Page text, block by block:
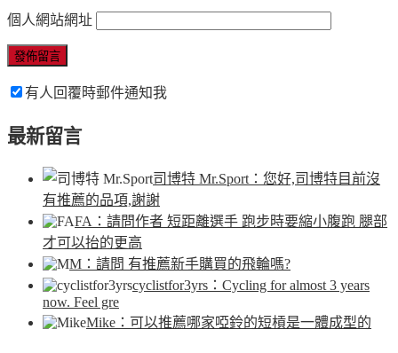
個人網站網址
有人回覆時郵件通知我
最新留言
司博特 Mr.Sport ：您好,司博特目前沒
有推薦的品項,謝謝
FA ：請問作者 短距離選手 跑步時要縮小腹跑 腿部
才可以抬的更高
M ：請問 有推薦新手購買的飛輪嗎?
cyclistfor3yrs ：Cycling for almost 3 years
now. Feel gre
Mike ：可以推薦哪家啞鈴的短槓是一體成型的